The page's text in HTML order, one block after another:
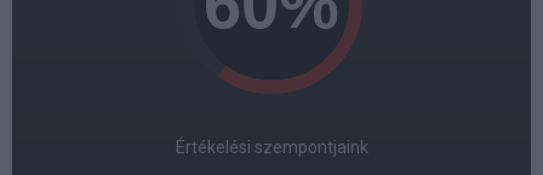
Értékelési szempontjaink